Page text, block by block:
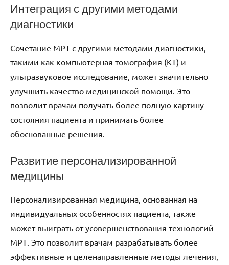
Интеграция с другими методами
диагностики
Сочетание МРТ с другими методами диагностики,
такими как компьютерная томография (КТ) и
ультразвуковое исследование, может значительно
улучшить качество медицинской помощи. Это
позволит врачам получать более полную картину
состояния пациента и принимать более
обоснованные решения.
Развитие персонализированной
медицины
Персонализированная медицина, основанная на
индивидуальных особенностях пациента, также
может выиграть от усовершенствования технологий
МРТ. Это позволит врачам разрабатывать более
эффективные и целенаправленные методы лечения,